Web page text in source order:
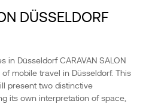
DÜSSELDORF
in Düsseldorf CARAVAN SALON
mobile travel in Düsseldorf. This
present two distinctive
its own interpretation of space,